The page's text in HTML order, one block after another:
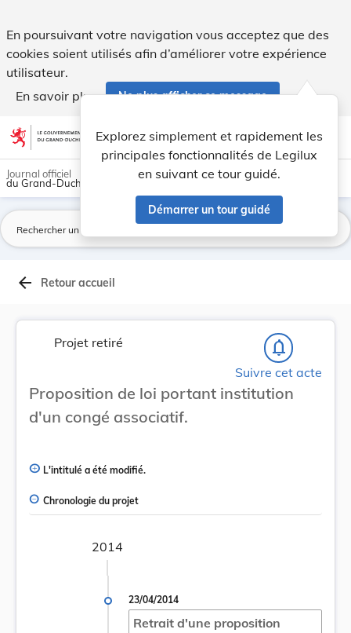
En poursuivant votre navigation vous acceptez que des
cookies soient utilisés afin d’améliorer votre expérience
utilisateur.
En savoir plus
Ne plus afficher ce message
Aller au contenu account_circle help Aide
Explorez simplement et rapidement les
principales fonctionnalités de Legilux
en suivant ce tour guidé.
Démarrer un tour guidé
light_mode dark_mode
Journal officiel
du Grand-Duché de Luxembourg
arrow_back Retour accueil
Projet retiré notifications_none
Suivre cet acte
Proposition de loi portant institution
d'un congé associatif.
L'intitulé a été modifié.
Chronologie du projet
2014
23/04/2014
Retrait d'une proposition